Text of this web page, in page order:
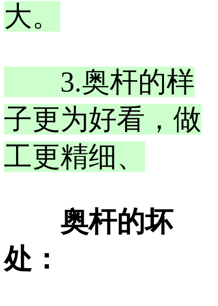
大。
3.奥杆的样
子更为好看，做
工更精细、
奥杆的坏
处：